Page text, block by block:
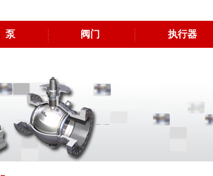
泵 阀门 执行器